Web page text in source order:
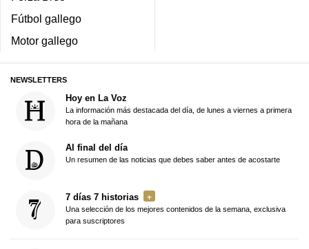
Fútbol gallego
Motor gallego
NEWSLETTERS
Hoy en La Voz
La información más destacada del día, de lunes a viernes a primera
hora de la mañana
Al final del día
Un resumen de las noticias que debes saber antes de acostarte
7 días 7 historias
Una selección de los mejores contenidos de la semana, exclusiva
para suscriptores